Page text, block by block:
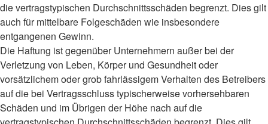
die vertragstypischen Durchschnittsschäden begrenzt. Dies gilt
auch für mittelbare Folgeschäden wie insbesondere
entgangenen Gewinn.
Die Haftung ist gegenüber Unternehmern außer bei der
Verletzung von Leben, Körper und Gesundheit oder
vorsätzlichem oder grob fahrlässigem Verhalten des Betreibers
auf die bei Vertragsschluss typischerweise vorhersehbaren
Schäden und im Übrigen der Höhe nach auf die